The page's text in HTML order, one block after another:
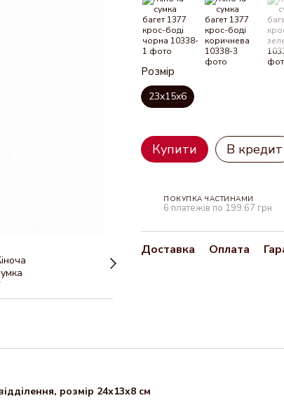
Розмір
23x15x6
Купити В кредит
ПОКУПКА ЧАСТИНАМИ
6 платежів по 199.67 грн
Доставка Оплата
розмір 24х13х8 см